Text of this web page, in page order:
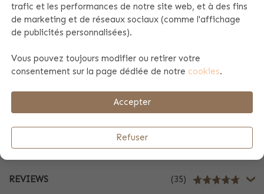
Information du produit
Table de gradeurs et instruction d'entretien
REVIEWS (35)
trafic et les performances de notre site web, et à des fins
de marketing et de réseaux sociaux (comme l'affichage
de publicités personnalisées).
Vous pouvez toujours modifier ou retirer votre
consentement sur la page dédiée de notre cookies.
Accepter
Refuser